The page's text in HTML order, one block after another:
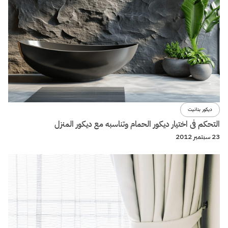
ديكور بنانيت
التحكم فى اختيار ديكور الحمام وتناسبه مع ديكور المنزل
23 سبتمبر 2012